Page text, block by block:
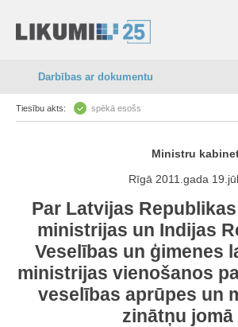
Darbības ar dokumentu
Tiesību akts: spēkā esošs
Ministru
Rīgā 2011.gada
Par Latvijas
ministrijas un Indijas
Veselības un ģimenes
ministrijas vienošanos
veselības aprūpes un
zinātņu jomā